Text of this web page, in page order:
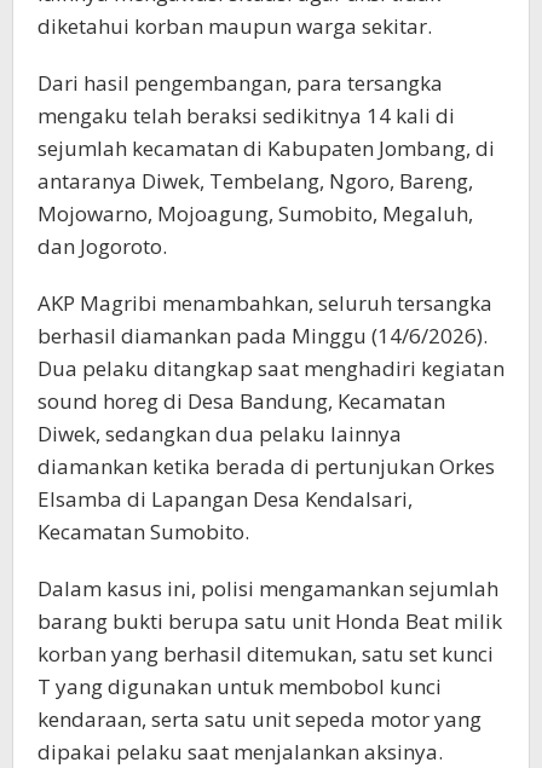
diketahui korban maupun warga sekitar.
Dari hasil pengembangan, para tersangka
mengaku telah beraksi sedikitnya 14 kali di
sejumlah kecamatan di Kabupaten Jombang, di
antaranya Diwek, Tembelang, Ngoro, Bareng,
Mojowarno, Mojoagung, Sumobito, Megaluh,
dan Jogoroto.
AKP Magribi menambahkan, seluruh tersangka
berhasil diamankan pada Minggu (14/6/2026).
Dua pelaku ditangkap saat menghadiri kegiatan
sound horeg di Desa Bandung, Kecamatan
Diwek, sedangkan dua pelaku lainnya
diamankan ketika berada di pertunjukan Orkes
Elsamba di Lapangan Desa Kendalsari,
Kecamatan Sumobito.
Dalam kasus ini, polisi mengamankan sejumlah
barang bukti berupa satu unit Honda Beat milik
korban yang berhasil ditemukan, satu set kunci
T yang digunakan untuk membobol kunci
kendaraan, serta satu unit sepeda motor yang
dipakai pelaku saat menjalankan aksinya.